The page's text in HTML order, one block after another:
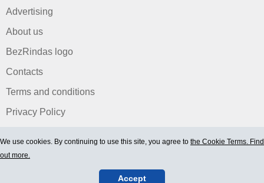
Advertising
About us
BezRindas logo
Contacts
Terms and conditions
Privacy Policy
We use cookies. By continuing to use this site, you agree to the Cookie Terms. Find
out more.
Accept